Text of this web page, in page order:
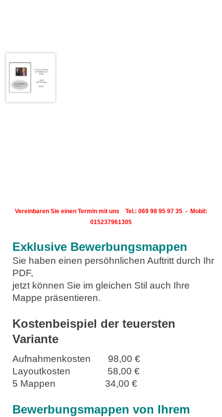
Vereinbaren Sie einen Termin mit uns Tel.: 069 98 95 97 35 - Mobil:
015237961305
Exklusive Bewerbungsmappen
Sie haben einen persöhnlichen Auftritt durch Ihr
PDF,
jetzt können Sie im gleichen Stil auch Ihre
Mappe präsentieren.
Kostenbeispiel der teuersten
Variante
Aufnahmenkosten 98,00 €
Layoutkosten 58,00 €
5 Mappen 34,00 €
Bewerbungsmappen von Ihrem